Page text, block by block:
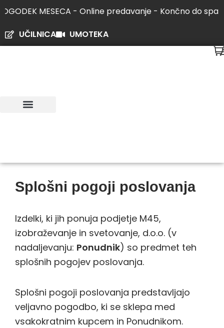
content
MESECA - Online predavanje - Končno do spanca |
UČILNICA
UMOTEKA
Splošni pogoji poslovanja
Izdelki, ki jih ponuja podjetje M45,
izobraževanje in svetovanje, d.o.o. (v
nadaljevanju: Ponudnik) so predmet teh
splošnih pogojev poslovanja.
Splošni pogoji poslovanja predstavljajo
veljavno pogodbo, ki se sklepa med
vsakokratnim kupcem in Ponudnikom.